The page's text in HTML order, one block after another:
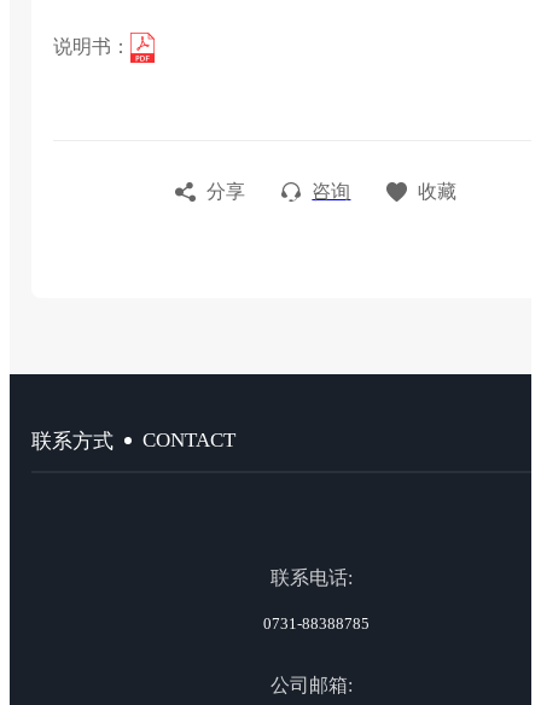
说明书：
分享 咨询 收藏
联系方式 CONTACT
联系电话:
0731-88388785
公司邮箱: